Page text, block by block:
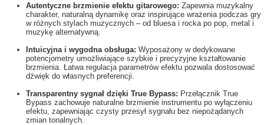
Autentyczne brzmienie efektu gitarowego:Zapewnia muzykalny
charakter, naturalną dynamikę oraz inspirujące wrażenia podczas gry
w różnych stylach muzycznych – od bluesa i rocka po pop, metal i
muzykę alternatywną.
Intuicyjna i wygodna obsługa:Wyposażony w dedykowane
potencjometry umożliwiające szybkie i precyzyjne kształtowanie
brzmienia. Łatwa regulacja parametrów efektu pozwala dostosować
dźwięk do własnych preferencji.
Transparentny sygnał dzięki True Bypass: Przełącznik True
Bypass zachowuje naturalne brzmienie instrumentu po wyłączeniu
efektu, zapewniając czysty przesył sygnału bez niepożądanych
zmian tonalnych.